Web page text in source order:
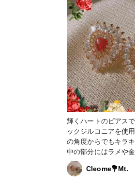
輝くハートのピアス
ックジルコニアを使
の角度からでもキラ
中の部分にはラメや
✨ #ピアス #はじめての投稿
サリー部 #秋アクセサリー #ハートCleome💐Mt.